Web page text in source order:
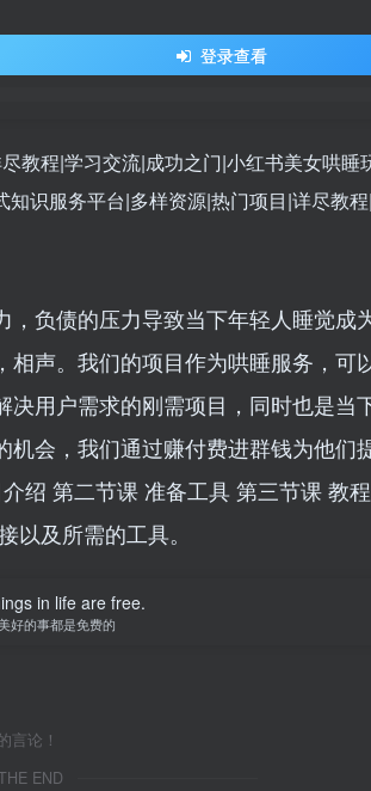
登录查看
负债的压力导致当下年轻人睡觉成
声。我们的项目作为哄睡服务，可
用户需求的刚需项目，同时也是当
会，我们通过赚付费进群钱为他们
绍 第二节课 准备工具 第三节课 教
及所需的工具。
in life are free.
好的事都是免费的
言论！
END